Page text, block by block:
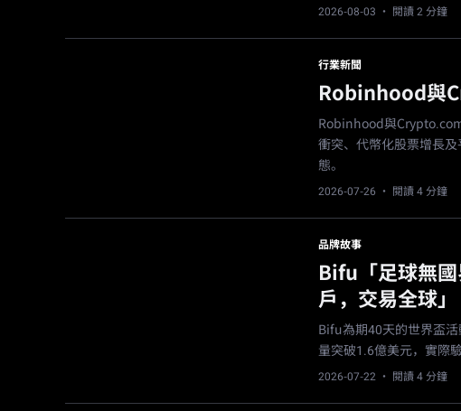
2026-08-03 · 閱讀 2 分鐘
行業新聞
Robinhood與
Robinhood與
衝突、代幣化股票增長
態。
2026-07-26 · 閱讀 4 分鐘
品牌故事
Bifu「足球無
戶，交易全球」
Bifu為期40天的世界盃
量突破1.6億美元，實際
2026-07-22 · 閱讀 4 分鐘